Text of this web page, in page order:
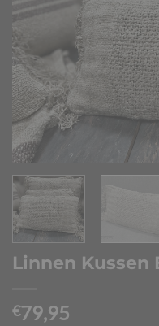
Linnen Kussen
€79,95